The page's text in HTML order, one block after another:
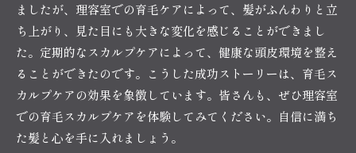
ましたが、理容室での育毛ケアによって、髪がふんわりと立
ち上がり、見た目にも大きな変化を感じることができまし
た。定期的なスカルプケアによって、健康な頭皮環境を整え
ることができたのです。こうした成功ストーリーは、育毛ス
カルプケアの効果を象徴しています。皆さんも、ぜひ理容室
での育毛スカルプケアを体験してみてください。自信に満ち
た髪と心を手に入れましょう。